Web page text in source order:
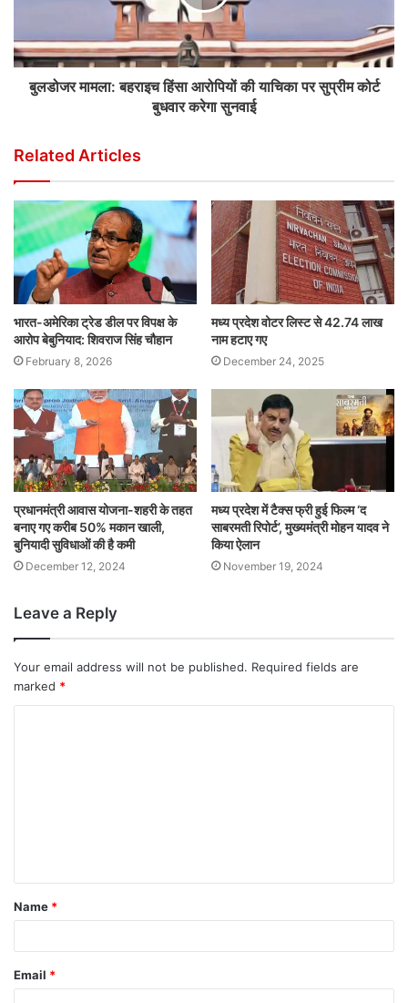
बुलडोजर मामला: बहराइच हिंसा आरोपियों की याचिका पर सुप्रीम कोर्ट
बुधवार करेगा सुनवाई
Related Articles
भारत-अमेरिका ट्रेड डील पर विपक्ष के
आरोप बेबुनियाद: शिवराज सिंह चौहान
February 8, 2026
मध्य प्रदेश वोटर लिस्ट से 42.74 लाख
नाम हटाए गए
December 24, 2025
प्रधानमंत्री आवास योजना-शहरी के तहत
बनाए गए करीब 50% मकान खाली,
बुनियादी सुविधाओं की है कमी
December 12, 2024
मध्य प्रदेश में टैक्स फ्री हुई फिल्म ‘द
साबरमती रिपोर्ट’, मुख्यमंत्री मोहन यादव ने
किया ऐलान
November 19, 2024
Leave a Reply
Your email address will not be published. Required fields are
marked *
Name *
Email *